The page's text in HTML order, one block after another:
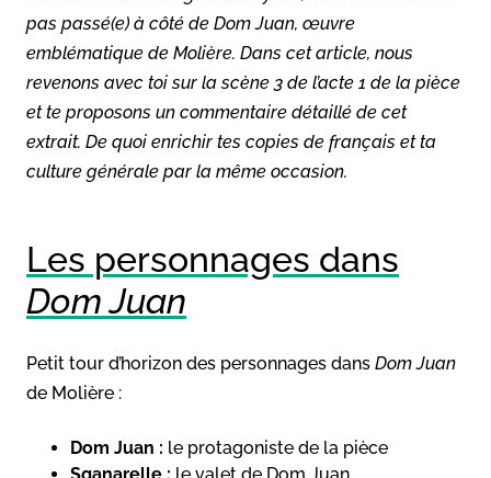
pas passé(e) à côté de Dom Juan, œuvre
emblématique de Molière. Dans cet article, nous
revenons avec toi sur la scène 3 de l’acte 1 de la pièce
et te proposons un commentaire détaillé de cet
extrait. De quoi enrichir tes copies de français et ta
culture générale par la même occasion.
Les personnages dans
Dom Juan
Petit tour d’horizon des personnages dans Dom Juan
de Molière :
Dom Juan : le protagoniste de la pièce